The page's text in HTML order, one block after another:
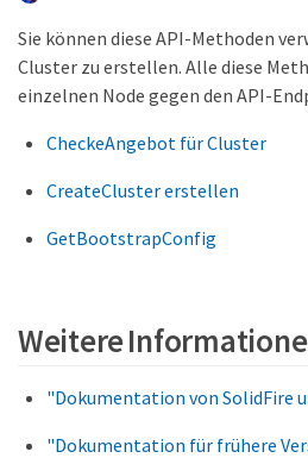
Sie können diese API-Methoden
Cluster zu erstellen. Alle diese
einzelnen Node gegen den API-
CheckeAngebot für Cluster
CreateCluster erstellen
GetBootstrapConfig
Weitere
"Dokumentation von SolidFire
"Dokumentation für frühere